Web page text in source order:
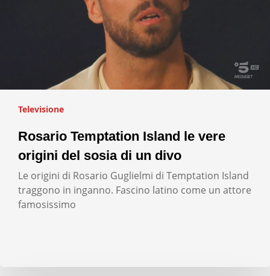
Televisione
Rosario Temptation Island le vere
origini del sosia di un divo
Le origini di Rosario Guglielmi di Temptation Island
traggono in inganno. Fascino latino come un attore
famosissimo